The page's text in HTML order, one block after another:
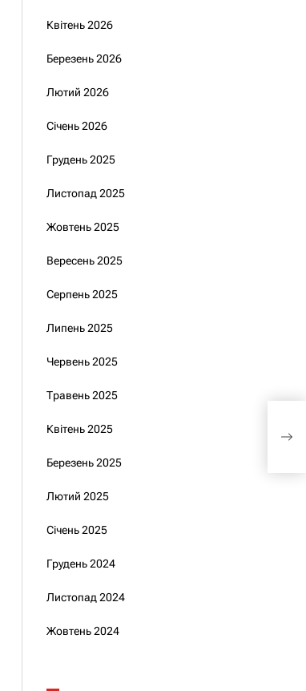
Квітень 2026
Березень 2026
Лютий 2026
Січень 2026
Грудень 2025
Листопад 2025
Жовтень 2025
Вересень 2025
Серпень 2025
Липень 2025
Червень 2025
Травень 2025
Квітень 2025
Березень 2025
Лютий 2025
Січень 2025
Грудень 2024
Листопад 2024
Жовтень 2024